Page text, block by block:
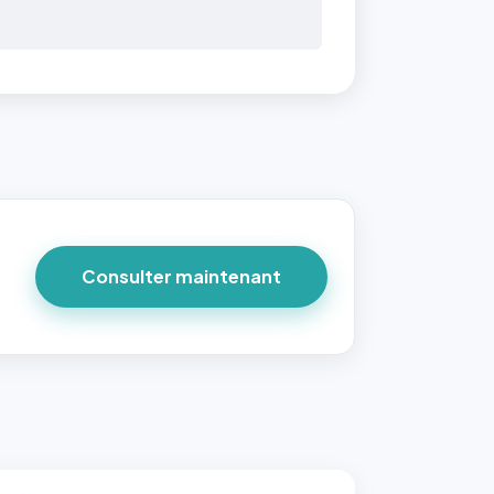
Consulter maintenant